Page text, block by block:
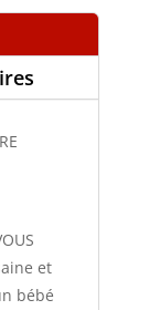
et
bébé